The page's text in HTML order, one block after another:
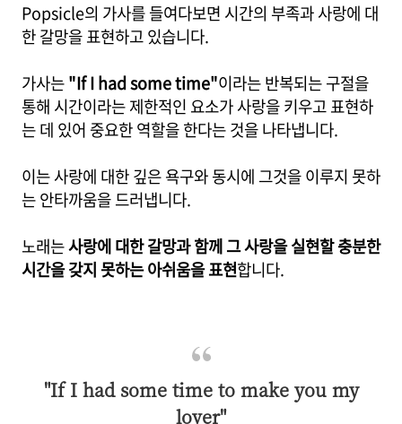
Popsicle의 가사를 들여다보면 시간의 부족과 사랑에 대
한 갈망을 표현하고 있습니다.
가사는"If I had some time"이라는 반복되는 구절을
통해 시간이라는 제한적인 요소가 사랑을 키우고 표현하
는 데 있어 중요한 역할을 한다는 것을 나타냅니다.
이는 사랑에 대한 깊은 욕구와 동시에 그것을 이루지 못하
는 안타까움을 드러냅니다.
노래는사랑에 대한 갈망과 함께 그 사랑을 실현할 충분한
시간을 갖지 못하는 아쉬움을 표현합니다.
"If I had some time to make you my
lover"